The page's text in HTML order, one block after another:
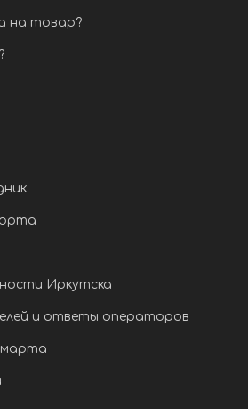
на товар?
Иркутска
и ответы операторов